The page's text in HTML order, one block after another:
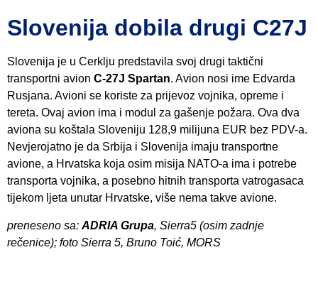
Slovenija dobila drugi C27J
Slovenija je u Cerklju predstavila svoj drugi taktični
transportni avion C-27J Spartan. Avion nosi ime Edvarda
Rusjana. Avioni se koriste za prijevoz vojnika, opreme i
tereta. Ovaj avion ima i modul za gašenje požara. Ova dva
aviona su koštala Sloveniju 128,9 milijuna EUR bez PDV-a.
Nevjerojatno je da Srbija i Slovenija imaju transportne
avione, a Hrvatska koja osim misija NATO-a ima i potrebe
transporta vojnika, a posebno hitnih transporta vatrogasaca
tijekom ljeta unutar Hrvatske, više nema takve avione.
preneseno sa: ADRIA Grupa, Sierra5 (osim zadnje
rečenice); foto Sierra 5, Bruno Toić, MORS